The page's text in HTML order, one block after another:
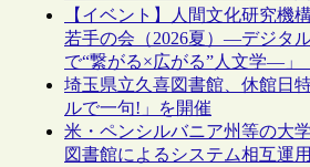
【イベント】人間文化研究機
若手の会（2026夏）―デジタ
で“繋がる×広がる”人文学―」
埼玉県立久喜図書館、休館日
ルで一句!」を開催
米・ペンシルバニア州等の大
図書館によるシステム相互運